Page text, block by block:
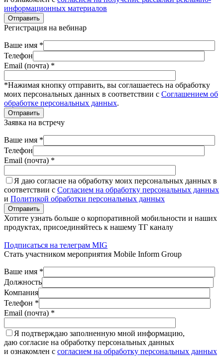
информационных материалов
Отправить
Регистрация на вебинар
Ваше имя *
Телефон
Email (почта) *
*Нажимая кнопку отправить, вы соглашаетесь на обработку
моих персональных данных в соответствии с Соглашением об
обработке персональных данных.
Отправить
Заявка на встречу
Ваше имя *
Телефон
Email (почта) *
Я даю согласие на обработку моих персональных данных в
соответствии с Согласием на обработку персональных данных
и Политикой обработки персональных данных
Отправить
Хотите узнать больше о корпоративной мобильности и наших
продуктах, присоединяйтесь к нашему ТГ каналу
Подписаться на телеграм MIG
Стать участником мероприятия Mobile Inform Group
Ваше имя *
Должность
Компания
Телефон *
Email (почта) *
Я подтверждаю заполненную мной информацию,
даю согласие на обработку персональных данных
и ознакомлен с согласием на обработку персональных данных